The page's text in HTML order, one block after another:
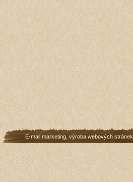
E-mail marketing výroba webových stránek